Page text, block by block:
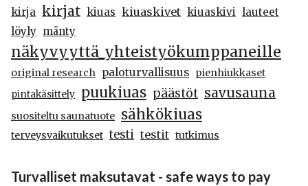
kirja kirjat kiuas kiuaskivet kiuaskivi lauteet
löyly mänty
näkyvyyttä_yhteistyökumppaneille
original research paloturvallisuus pienhiukkaset
pintakäsittely puukiuas päästöt savusauna
suositeltu saunatuote sähkökiuas
terveysvaikutukset testi testit tutkimus
Turvalliset maksutavat - safe ways to pay